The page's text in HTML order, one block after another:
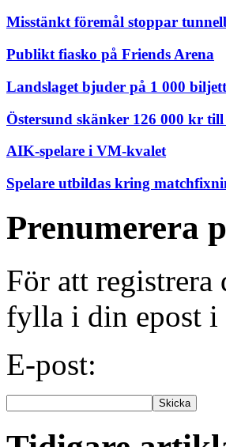
Misstänkt föremål stoppar
Publikt fiasko på Friends Arena
Landslaget bjuder på 1 000
Östersund skänker 126 000 kr
AIK-spelare i VM-kvalet
Spelare utbildas kring
Prenumerera
För att registrera
fylla i din epost i
E-post: